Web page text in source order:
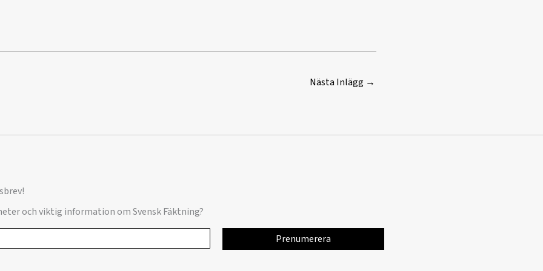
Nästa Inlägg →
och viktig information om Svensk Fäktning?